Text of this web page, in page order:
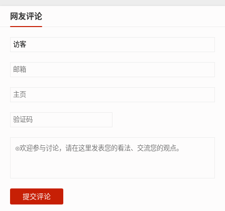
网友评论
提交评论